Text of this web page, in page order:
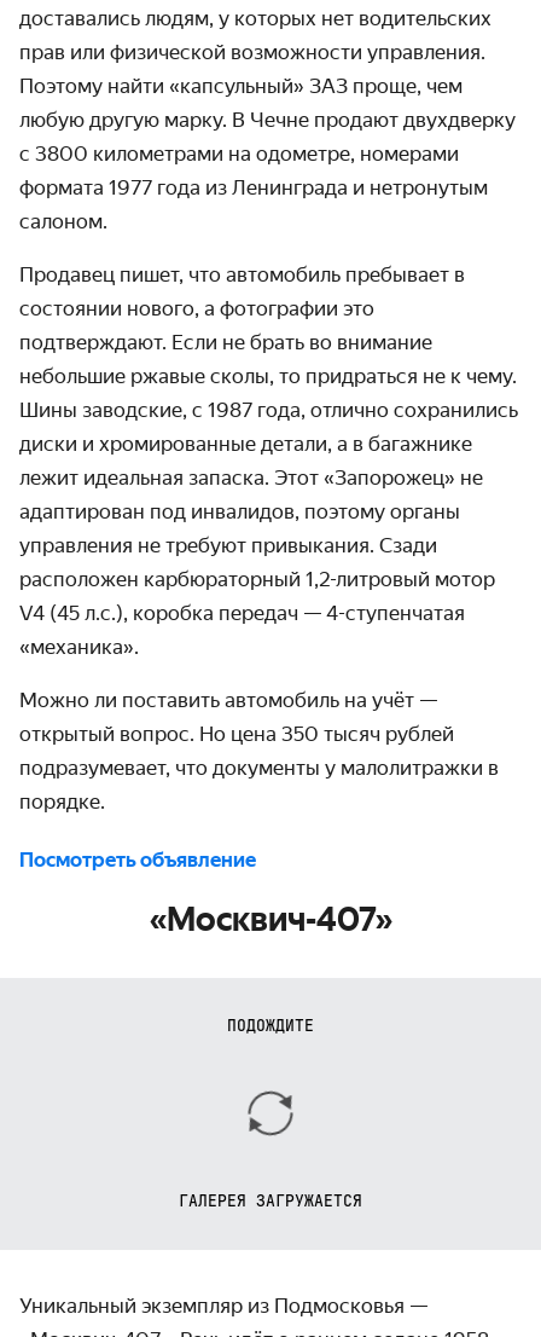
доставались людям, у которых нет водительских
прав или физической возможности управления.
Поэтому найти «капсульный» ЗАЗ проще, чем
любую другую марку. В Чечне продают двухдверку
с 3800 километрами на одометре, номерами
формата 1977 года из Ленинграда и нетронутым
салоном.
Продавец пишет, что автомобиль пребывает в
состоянии нового, а фотографии это
подтверждают. Если не брать во внимание
небольшие ржавые сколы, то придраться не к чему.
Шины заводские, с 1987 года, отлично сохранились
диски и хромированные детали, а в багажнике
лежит идеальная запаска. Этот «Запорожец» не
адаптирован под инвалидов, поэтому органы
управления не требуют привыкания. Сзади
расположен карбюраторный 1,2-литровый мотор
V4 (45 л.с.), коробка передач — 4-ступенчатая
«механика».
Можно ли поставить автомобиль на учёт —
открытый вопрос. Но цена 350 тысяч рублей
подразумевает, что документы у малолитражки в
порядке.
Посмотреть объявление
«Москвич-407»
ПОДОЖДИТЕ
ГАЛЕРЕЯ ЗАГРУЖАЕТСЯ
Уникальный экземпляр из Подмосковья —